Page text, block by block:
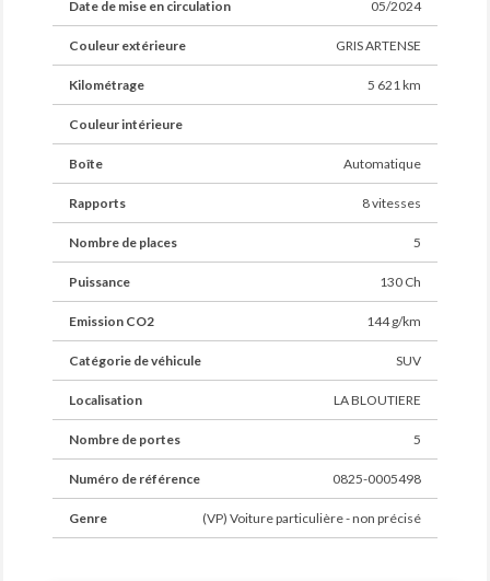
Date de mise en circulation 05/2024
Couleur extérieure GRIS ARTENSE
Kilométrage 5 621 km
Couleur intérieure
Boîte Automatique
Rapports 8 vitesses
Nombre de places 5
Puissance 130 Ch
Emission CO2 144 g/km
Catégorie de véhicule SUV
Localisation LA BLOUTIERE
Nombre de portes 5
Numéro de référence 0825-0005498
Genre (VP) Voiture particulière - non précisé